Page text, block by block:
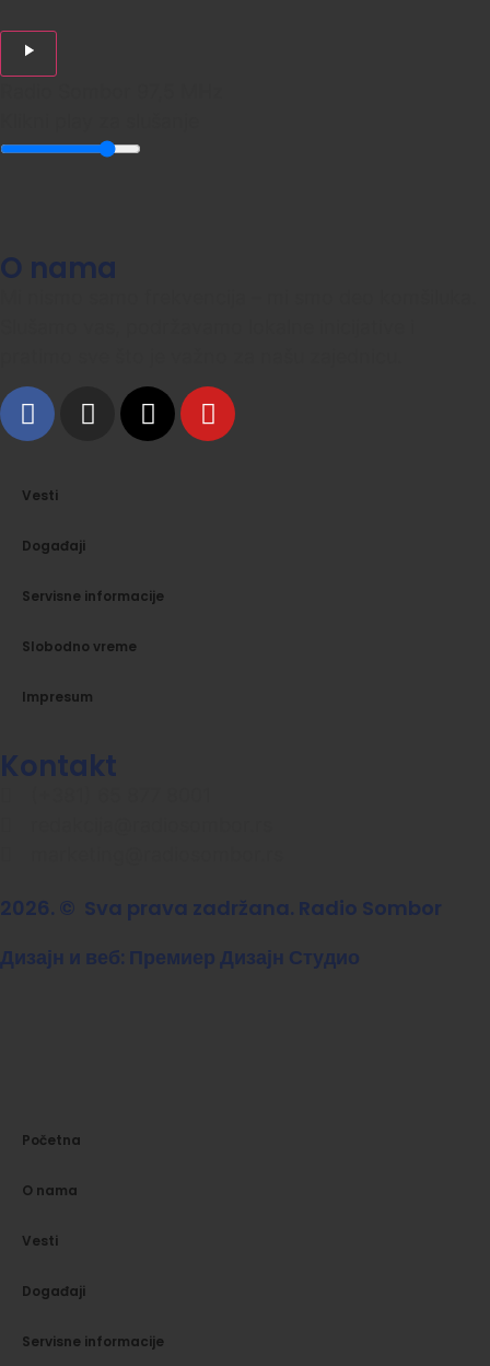
O nama
Vesti
Događaji
Servisne informacije
Slobodno vreme
Impresum
Kontakt
2026. © Sva prava zadržana. Radio Sombor
Дизајн и веб: Премиер Дизајн Студио
Početna
O nama
Vesti
Događaji
Servisne informacije